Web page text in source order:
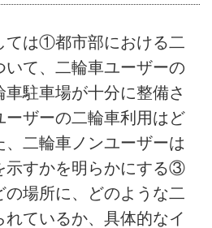
ては①都市部における二
て、二輪車ユーザーの
駐車場が十分に整備さ
ーザーの二輪車利用はど
、二輪車ノンユーザーは
示すかを明らかにする③
場所に、どのような二
ているか、具体的なイ